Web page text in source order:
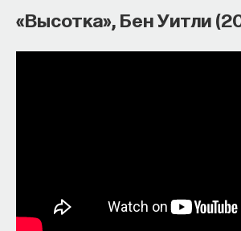
«Высотка», Бен Уитли